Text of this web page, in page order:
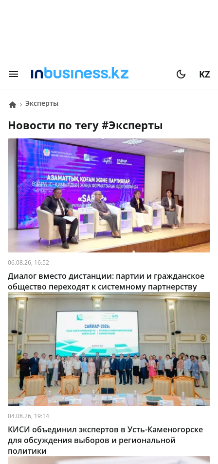
KZ
эксперты
Новости по тегу # эксперты
06.08.26, 16:52
Диалог вместо дистанции: партии и гражданское
общество переходят к системному партнерству
04.08.26, 19:14
КИСИ объединил экспертов в Усть-Каменогорске
для обсуждения выборов и региональной
политики